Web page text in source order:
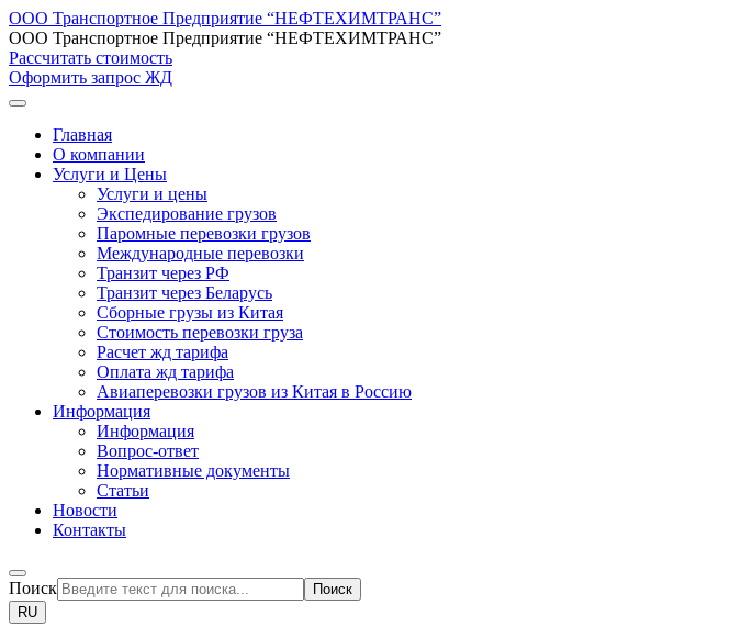
ООО Транспортное Предприятие “НЕФТЕХИМТРАНС”
ООО Транспортное Предприятие “НЕФТЕХИМТРАНС”
Рассчитать стоимость
Оформить запрос ЖД
Главная
О компании
Услуги и Цены
Услуги и цены
Экспедирование грузов
Паромные перевозки грузов
Международные перевозки
Транзит через РФ
Транзит через Беларусь
Сборные грузы из Китая
Стоимость перевозки груза
Расчет жд тарифа
Оплата жд тарифа
Авиаперевозки грузов из Китая в Россию
Информация
Информация
Вопрос-ответ
Нормативные документы
Статьи
Новости
Контакты
Поиск
Поиск
RU